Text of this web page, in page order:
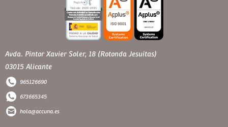
Avda. Pintor Xavier Soler, 18 (Rotonda Jesuitas)
03015 Alicante
965126690
673665345
hola@accuna.es